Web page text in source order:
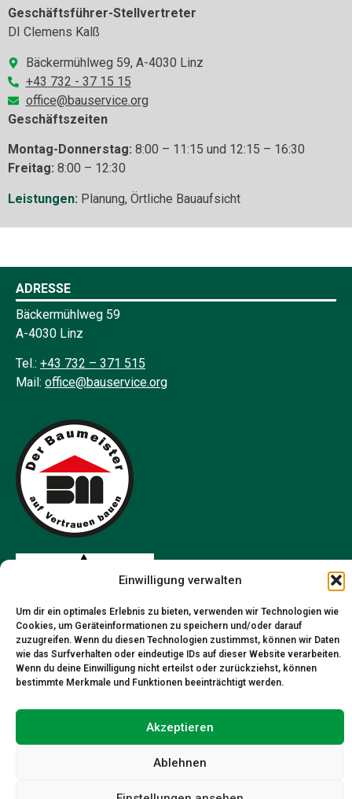
Einwilligung verwalten
Um dir ein optimales Erlebnis zu bieten, verwenden wir Technologien wie
Cookies, um Geräteinformationen zu speichern und/oder darauf
zuzugreifen. Wenn du diesen Technologien zustimmst, können wir Daten
wie das Surfverhalten oder eindeutige IDs auf dieser Website verarbeiten.
Wenn du deine Einwilligung nicht erteilst oder zurückziehst, können
bestimmte Merkmale und Funktionen beeinträchtigt werden.
Akzeptieren
Ablehnen
Geschäftsführer-Stellvertreter
DI Clemens Kalß
Bäckermühlweg 59, A-4030 Linz
+43 732 - 37 15 15
office@bauservice.org
Geschäftszeiten
Montag-Donnerstag: 8:00 – 11:15 und 12:15 – 16:30
Freitag: 8:00 – 12:30
Leistungen: Planung, Örtliche Bauaufsicht
ADRESSE
Bäckermühlweg 59
A-4030 Linz
Tel.: +43 732 – 371 515
Mail: office@bauservice.org
©2026 Lagerhaus Bau-Service
Impressum